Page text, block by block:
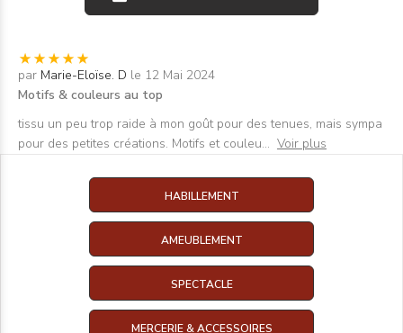
par Marie-Eloïse. D le 12 Mai 2024
Motifs & couleurs au top
tissu un peu trop raide à mon goût pour des tenues, mais sympa
pour des petites créations. Motifs et couleu... Voir plus
HABILLEMENT
AMEUBLEMENT
SPECTACLE
MERCERIE & ACCESSOIRES